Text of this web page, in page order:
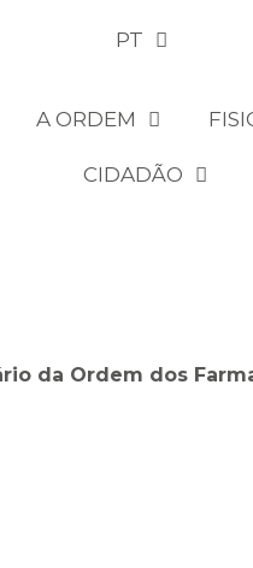
PT
A ORDEM
CIDADÃO
da Ordem dos